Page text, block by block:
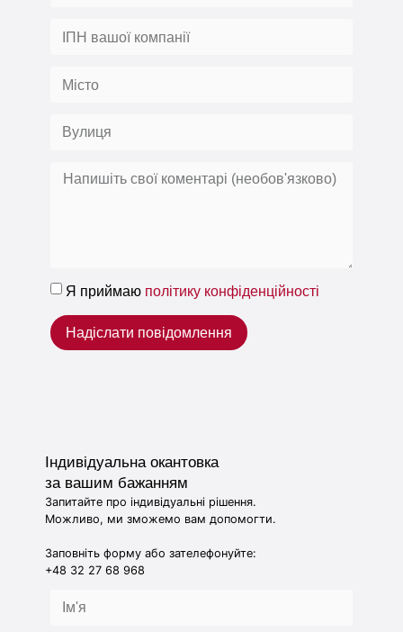
Я приймаю політику конфіденційності
Надіслати повідомлення
Індивідуальна окантовка
за вашим бажанням
Запитайте про індивідуальні рішення.
Можливо, ми зможемо вам допомогти.
Заповніть форму або зателефонуйте:
+48 32 27 68 968